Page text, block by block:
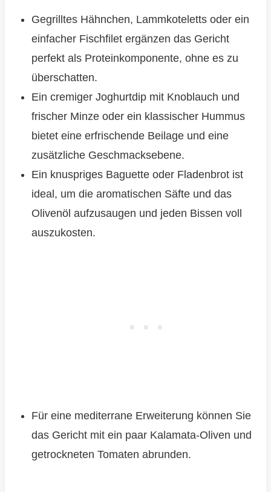
Gegrilltes Hähnchen, Lammkoteletts oder ein
einfacher Fischfilet ergänzen das Gericht
perfekt als Proteinkomponente, ohne es zu
überschatten.
Ein cremiger Joghurtdip mit Knoblauch und
frischer Minze oder ein klassischer Hummus
bietet eine erfrischende Beilage und eine
zusätzliche Geschmacksebene.
Ein knuspriges Baguette oder Fladenbrot ist
ideal, um die aromatischen Säfte und das
Olivenöl aufzusaugen und jeden Bissen voll
auszukosten.
Für eine mediterrane Erweiterung können Sie
das Gericht mit ein paar Kalamata-Oliven und
getrockneten Tomaten abrunden.